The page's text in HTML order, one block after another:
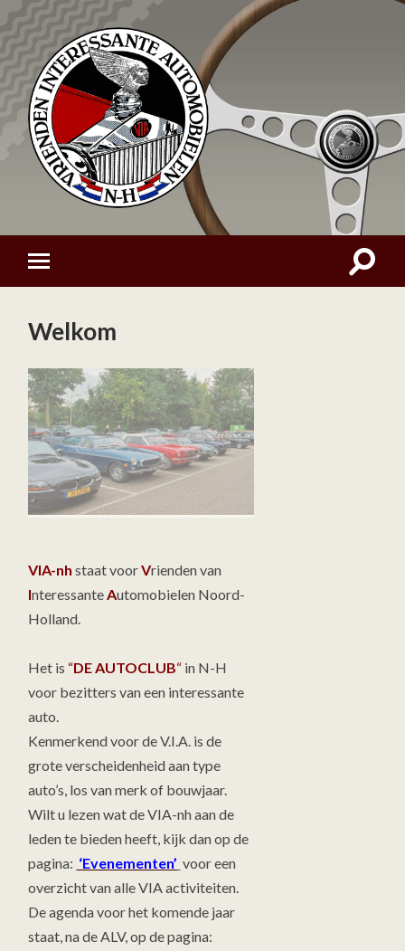
Welkom
VIA-nh staat voorVrienden van
InteressanteAutomobielen Noord-
Holland.
Het is “DE AUTOCLUB“ in N-H
voor bezitters van een interessante
auto.
Kenmerkend voor de V.I.A. is de
grote verscheidenheid aan type
auto’s, los van merk of bouwjaar.
Wilt u lezen wat de VIA-nh aan de
leden te bieden heeft, kijk dan op de
pagina: ‘Evenementen’ voor een
overzicht van alle VIA activiteiten.
De agenda voor het komende jaar
staat, na de ALV, op de pagina: